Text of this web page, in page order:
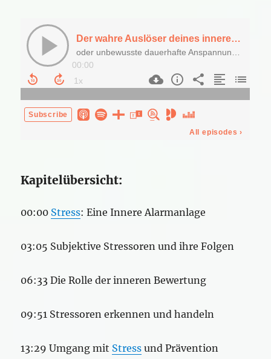
Kapitelübersicht:
00:00 Stress: Eine Innere Alarmanlage
03:05 Subjektive Stressoren und ihre Folgen
06:33 Die Rolle der inneren Bewertung
09:51 Stressoren erkennen und handeln
13:29 Umgang mit Stress und Prävention